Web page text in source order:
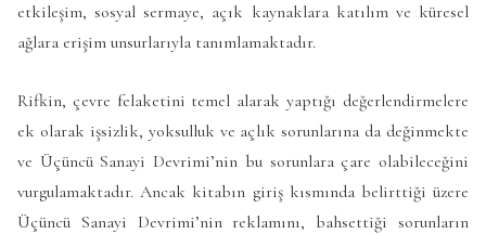
etkileşim, sosyal sermaye, açık kaynaklara katılım ve küresel
ağlara erişim unsurlarıyla tanımlamaktadır.
Rifkin, çevre felaketini temel alarak yaptığı değerlendirmelere
ek olarak işsizlik, yoksulluk ve açlık sorunlarına da değinmekte
ve Üçüncü Sanayi Devrimi’nin bu sorunlara çare olabileceğini
vurgulamaktadır. Ancak kitabın giriş kısmında belirttiği üzere
Üçüncü Sanayi Devrimi’nin reklamını, bahsettiği sorunların